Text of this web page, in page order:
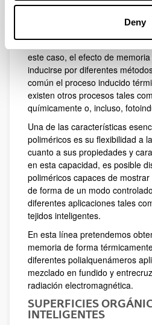
Deny
externos. Existen diferentes
esta capacidad pero, de forma
este caso, el efecto de
inducirse por diferentes
común el proceso inducido
existen otros procesos tales
químicamente o, incluso,
Una de las características
poliméricos es su flexibilidad a
cuanto a sus propiedades y
en esta capacidad, es posible
poliméricos capaces de
de forma de un modo
diferentes aplicaciones tales
tejidos inteligentes.
En esta línea pretendemos
memoria de forma
diferentes polialquenámeros
mezclado en fundido y
radiación electromagnética.
SUPERFICIES
INTELIGENTES